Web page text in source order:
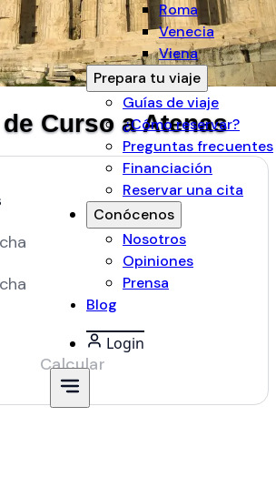
Roma
Venecia
Viena
Prepara tu viaje
Guías de viaje
¿Cómo reservar?
Preguntas frecuentes
Financiación
Reservar una cita
Conócenos
Nosotros
Opiniones
Prensa
Blog
Login
Curso a Atenas